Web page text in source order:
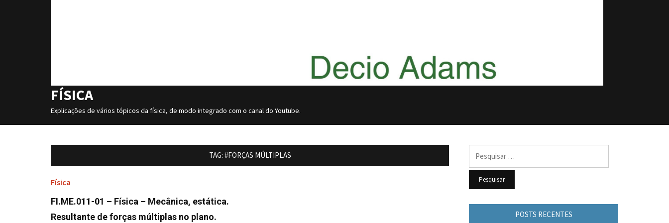
FÍSICA
Explicações de vários tópicos da física, de modo integrado com o canal do Youtube.
TAG: #FORÇAS MÚLTIPLAS
Física
FI.ME.011-01 – Física – Mecânica, estática.
Resultante de forças múltiplas no plano.
POSTS RECENTES